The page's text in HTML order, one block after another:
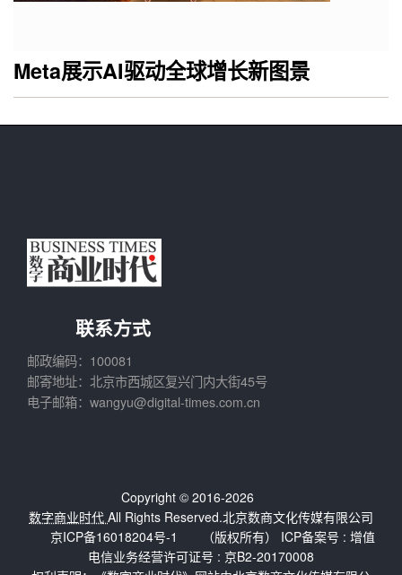
Meta展示AI驱动全球增长新图景
联系方式
邮政编码：100081
邮寄地址：北京市西城区复兴门内大街45号
电子邮箱：wangyu@digital-times.com.cn
Copyright © 2016-2026
数字商业时代 All Rights Reserved.北京数商文化传媒有限公司
（版权所有） ICP备案号 :
京ICP备16018204号-1
增值
电信业务经营许可证号 : 京B2-20170008